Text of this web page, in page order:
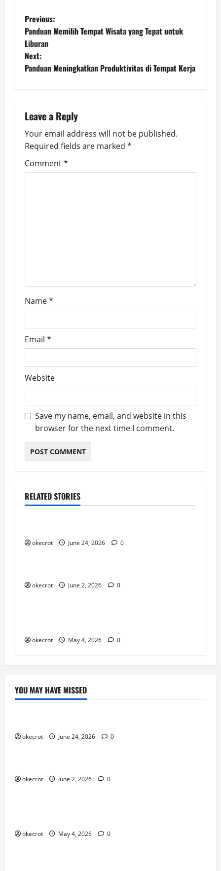
P
o
s
a
v
i
n
Previous:
Panduan Memilih Tempat Wisata yang Tepat untuk
Liburan
Next:
Panduan Meningkatkan Produktivitas di Tempat Kerja
Leave a Reply
Your email address will not be published.
Required fields are marked *
Comment*
Name*
Email *
Website
Save my name, email, and website in this
browser for the next time I comment.
RELATED STORIES
Uncategorized
okecrot June 24, 2026 0
Uncategorized
okecrot June 2, 2026 0
Uncategorized
okecrot May 4, 2026 0
YOU MAY HAVE MISSED
Uncategorized
okecrot June 24, 2026 0
Uncategorized
okecrot June 2, 2026 0
Uncategorized
okecrot May 4, 2026 0
Uncategorized